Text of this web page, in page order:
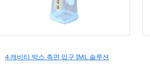
4 캐비티 박스 측면 입구 IML 솔루션